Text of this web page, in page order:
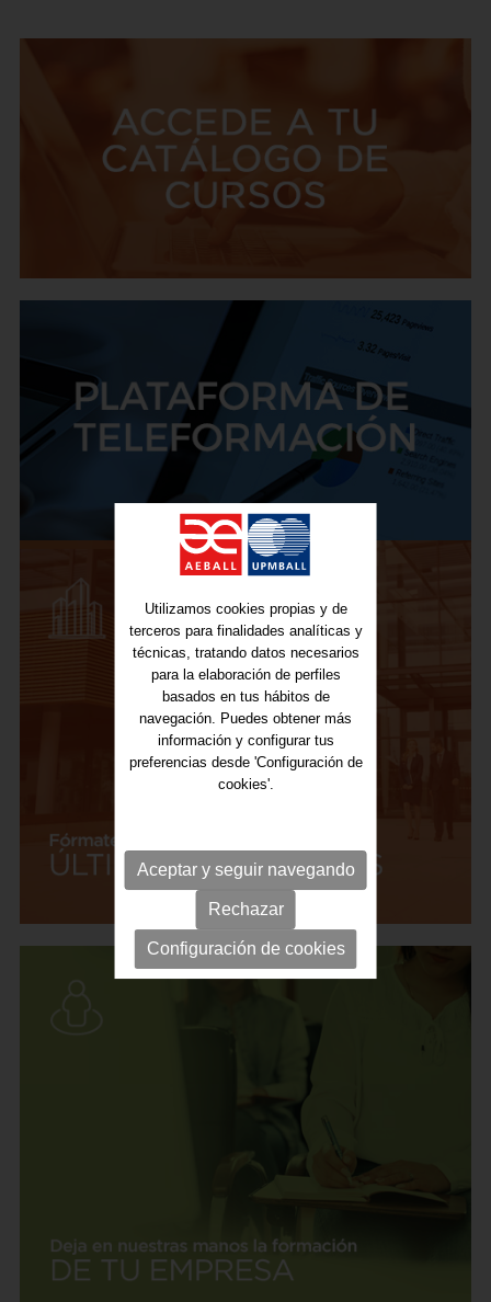
Utilizamos cookies propias y de
terceros para finalidades analíticas y
técnicas, tratando datos necesarios
para la elaboración de perfiles
basados en tus hábitos de
navegación. Puedes obtener más
información y configurar tus
preferencias desde 'Configuración de
cookies'.
Aceptar y seguir navegando
Rechazar
Configuración de cookies